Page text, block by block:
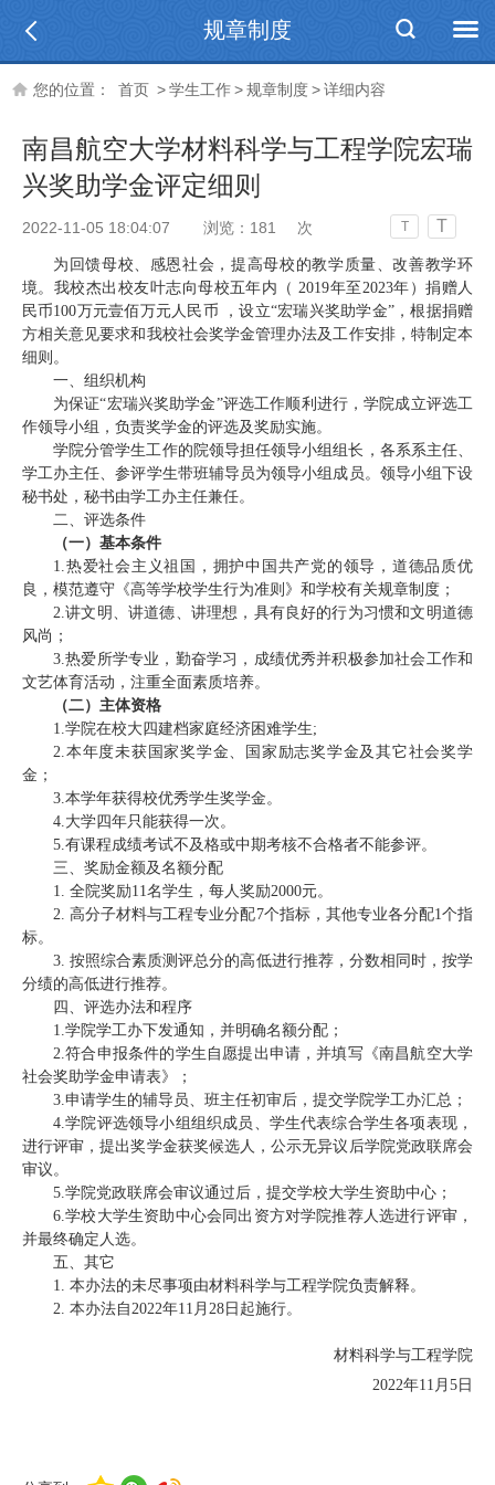
规章制度
您的位置： 首页 >学生工作>规章制度>详细内容
南昌航空大学材料科学与工程学院宏瑞
兴奖助学金评定细则
2022-11-05 18:04:07 浏览： 181 次 T T
为回馈母校、感恩社会，提高母校的教学质量、改善教学环
境。我校杰出校友叶志向母校五年内（ 2019年至2023年）捐赠人
民币100万元壹佰万元人民币 ，设立“宏瑞兴奖助学金”，根据捐赠
方相关意见要求和我校社会奖学金管理办法及工作安排，特制定本
细则。
一、组织机构
为保证“宏瑞兴奖助学金”评选工作顺利进行，学院成立评选工
作领导小组，负责奖学金的评选及奖励实施。
学院分管学生工作的院领导担任领导小组组长， 各系系主任、
学工办主任、参评学生带班辅导员为领导小组成员。领导小组下设
秘书处，秘书由学工办主任兼任。
二、评选条件
（一）基本条件
1.热爱社会主义祖国，拥护中国共产党的领导，道德品质优
良，模范遵守《高等学校学生行为准则》和学校有关规章制度；
2.讲文明、讲道德、讲理想，具有良好的行为习惯和文明道德
风尚；
3.热爱所学专业，勤奋学习，成绩优秀并积极参加社会工作和
文艺体育活动，注重全面素质培养。
（二）主体资格
1.学院在校大四建档家庭经济困难学生;
2.本年度未获国家奖学金、国家励志奖学金及其它社会奖学
金；
3.本学年获得校优秀学生奖学金。
4.大学四年只能获得一次。
5.有课程成绩考试不及格或中期考核不合格者不能参评。
三、奖励金额及名额分配
1. 全院奖励11名学生，每人奖励2000元。
2. 高分子材料与工程专业分配7个指标，其他专业各分配1个指
标。
3. 按照综合素质测评总分的高低进行推荐，分数相同时，按学
分绩的高低进行推荐。
四、评选办法和程序
1.学院学工办下发通知，并明确名额分配；
2.符合申报条件的学生自愿提出申请，并填写《南昌航空大学
社会奖助学金申请表》；
3.申请学生的辅导员、班主任初审后，提交学院学工办汇总；
4.学院评选领导小组组织成员、学生代表综合学生各项表现，
进行评审，提出奖学金获奖候选人，公示无异议后学院党政联席会
审议。
5.学院党政联席会审议通过后，提交学校大学生资助中心；
6.学校大学生资助中心会同出资方对学院推荐人选进行评审，
并最终确定人选。
五、其它
1. 本办法的未尽事项由材料科学与工程学院负责解释。
2. 本办法自2022年11月 28 日起施行。
材料科学与工程学院
2022年11月5日